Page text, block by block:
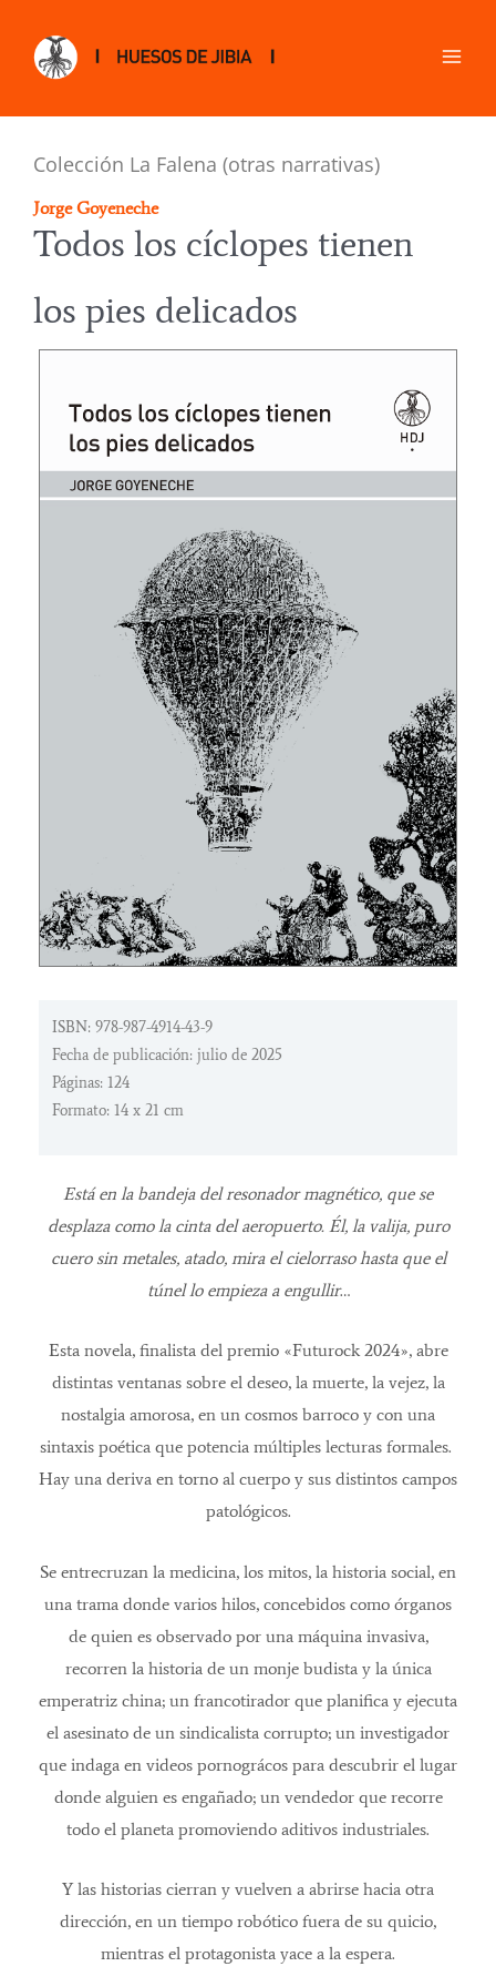
Colección La Falena (otras narrativas)
Jorge Goyeneche
Todos los cíclopes tienen
los pies delicados
ISBN: 978-987-4914-43-9
Fecha de publicación: julio de 2025
Páginas: 124
Formato: 14 x 21 cm
Está en la bandeja del resonador magnético, que se
desplaza como la cinta del aeropuerto. Él, la valija, puro
cuero sin metales, atado, mira el cielorraso hasta que el
túnel lo empieza a engullir…
Esta novela, finalista del premio «Futurock 2024», abre
distintas ventanas sobre el deseo, la muerte, la vejez, la
nostalgia amorosa, en un cosmos barroco y con una
sintaxis poética que potencia múltiples lecturas formales.
Hay una deriva en torno al cuerpo y sus distintos campos
patológicos.
Se entrecruzan la medicina, los mitos, la historia social, en
una trama donde varios hilos, concebidos como órganos
de quien es observado por una máquina invasiva,
recorren la historia de un monje budista y la única
emperatriz china; un francotirador que planifica y ejecuta
el asesinato de un sindicalista corrupto; un investigador
que indaga en videos pornográcos para descubrir el lugar
donde alguien es engañado; un vendedor que recorre
todo el planeta promoviendo aditivos industriales.
Y las historias cierran y vuelven a abrirse hacia otra
dirección, en un tiempo robótico fuera de su quicio,
mientras el protagonista yace a la espera.